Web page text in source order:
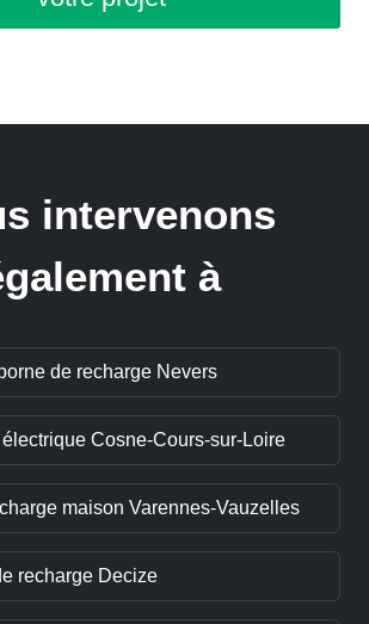
intervenons
à
de recharge Nevers
Cosne-Cours-sur-Loire
maison Varennes-Vauzelles
recharge Decize